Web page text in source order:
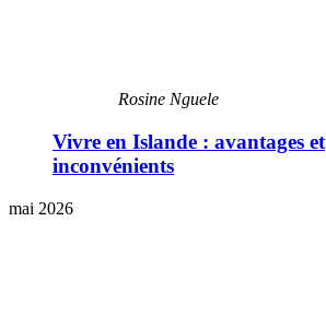
Rosine Nguele
Vivre en Islande : avantages et
inconvénients
mai 2026